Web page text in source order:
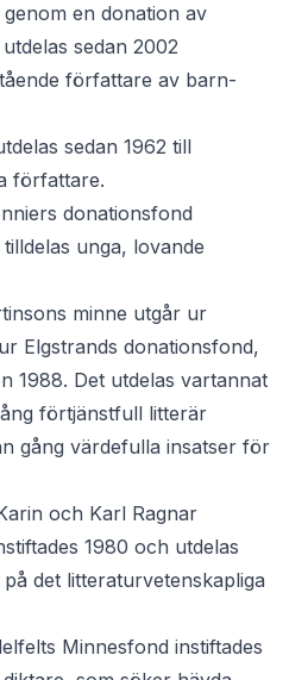
en donation av
sedan 2002
författare av barn-
sedan 1962 till
författare.
donationsfond
unga, lovande
minne utgår ur
Elgstrands donationsfond,
1988. Det utdelas vartannat
förtjänstfull litterär
gång värdefulla insatser för
och Karl Ragnar
1980 och utdelas
det litteraturvetenskapliga
Minnesfond instiftades